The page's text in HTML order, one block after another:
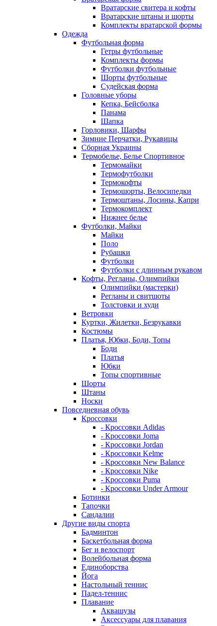
Вратарские свитера и кофты
Вратарские штаны и шорты
Комплекты вратарской формы
Одежда
Футбольная форма
Гетры футбольные
Комплекты формы
Футболки футбольные
Шорты футбольные
Судейская форма
Головные уборы
Кепка, Бейсболка
Панама
Шапка
Горловики, Шарфы
Зимние Перчатки, Рукавицы
Сборная Украины
Термобелье, Белье Спортивное
Термомайки
Термофутболки
Термокофты
Термошорты, Велосипедки
Термоштаны, Лосины, Капри
Термокомплект
Нижнее белье
Футболки, Майки
Майки
Поло
Рубашки
Футболки
Футболки с длинным рукавом
Кофты, Регланы, Олимпийки
Олимпийки (мастерки)
Регланы и свитшоты
Толстовки и худи
Ветровки
Куртки, Жилетки, Безрукавки
Костюмы
Платья, Юбки, Боди, Топы
Боди
Платья
Юбки
Топы спортивные
Шорты
Штаны
Носки
Повседневная обувь
Кроссовки
- Кроссовки Adidas
- Кроссовки Joma
- Кроссовки Jordan
- Кроссовки Kelme
- Кроссовки New Balance
- Кроссовки Nike
- Кроссовки Puma
- Кроссовки Under Armour
Ботинки
Тапочки
Сандалии
Другие виды спорта
Бадминтон
Баскетбольная форма
Бег и велоспорт
Волейбольная форма
Единоборства
Йога
Настольный теннис
Падел-теннис
Плавание
Аквашузы
Аксессуары для плавания